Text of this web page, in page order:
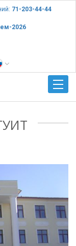
71-203-44-44
2026